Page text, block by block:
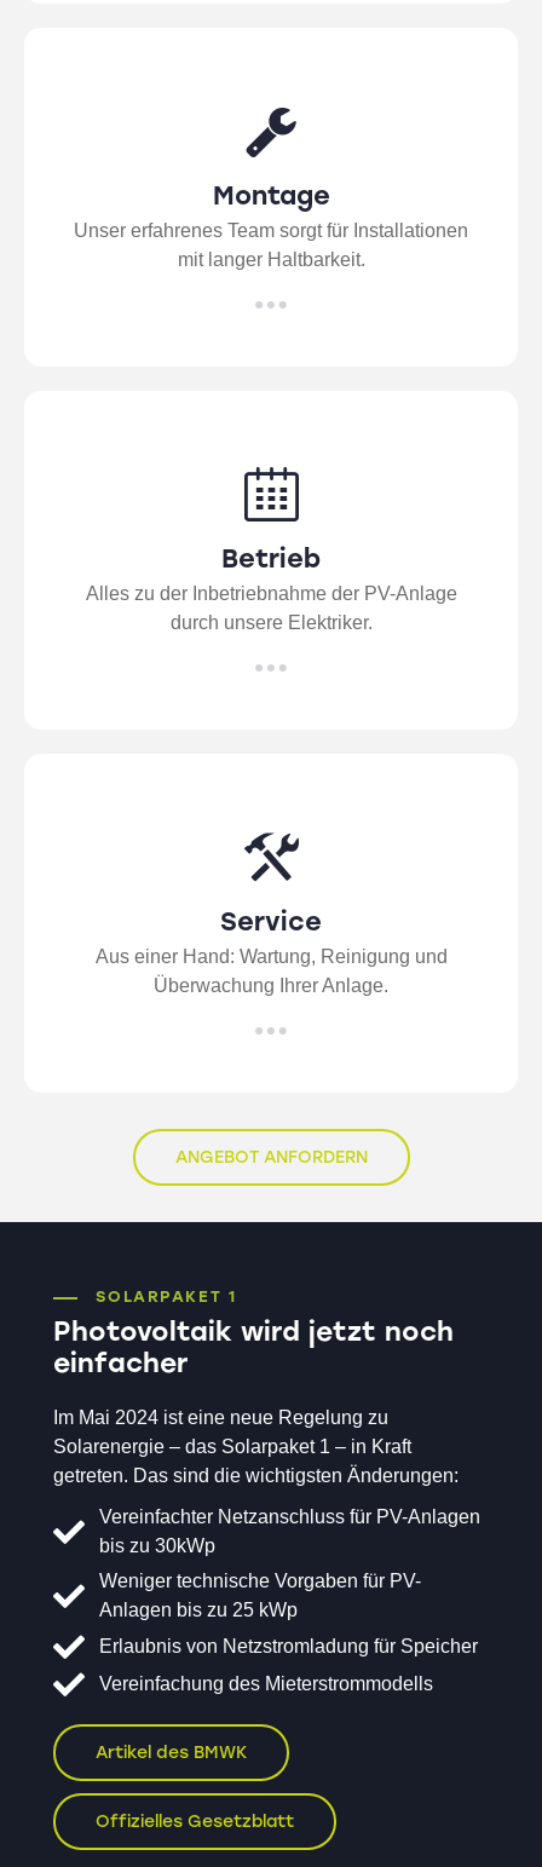
Montage
Unser erfahrenes Team sorgt für Installationen
mit langer Haltbarkeit.
Betrieb
Alles zu der Inbetriebnahme der PV-Anlage
durch unsere Elektriker.
Service
Aus einer Hand: Wartung, Reinigung und
Überwachung Ihrer Anlage.
ANGEBOT ANFORDERN
SOLARPAKET 1
Photovoltaik wird jetzt noch
einfacher
Im Mai 2024 ist eine neue Regelung zu
Solarenergie – das Solarpaket 1 – in Kraft
getreten. Das sind die wichtigsten Änderungen:
Vereinfachter Netzanschluss für PV-Anlagen
bis zu 30kWp
Weniger technische Vorgaben für PV-
Anlagen bis zu 25 kWp
Erlaubnis von Netzstromladung für Speicher
Vereinfachung des Mieterstrommodells
Artikel des BMWK
Offizielles Gesetzblatt